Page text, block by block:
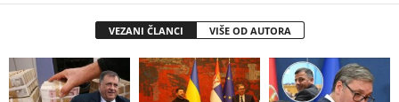
VEZANI ČLANCI VIŠE OD AUTORA